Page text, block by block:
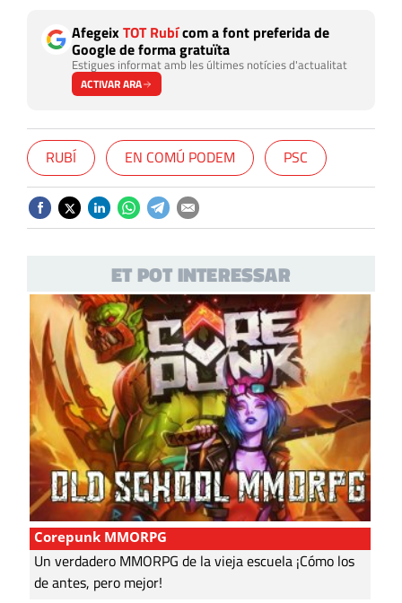
AfegeixTOT Rubícom a font preferida de
Google de forma gratuïta
Estigues informat amb les últimes notícies d'actualitat
ACTIVAR ARA
RUBÍ EN COMÚ PODEM PSC
ET POT INTERESSAR
Corepunk MMORPG
Un verdadero MMORPG de la vieja escuela ¡Cómo los
de antes, pero mejor!